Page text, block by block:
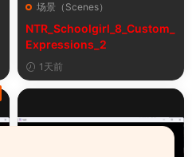
场景（Scenes）
NTR_Schoolgirl_8_Custom_
Expressions_2
1天前